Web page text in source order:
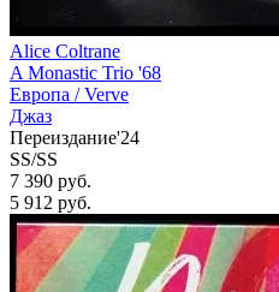
Alice Coltrane
A Monastic Trio '68
Европа /Verve
Джаз
Переиздание'24
SS/SS
7 390 руб.
5 912 руб.